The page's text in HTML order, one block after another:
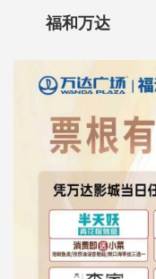
福和万达